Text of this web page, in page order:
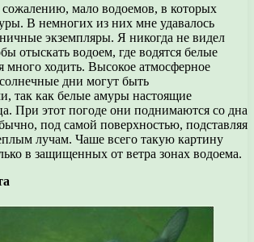
мало водоемов, в которых
В немногих из них мне удавалось
экземпляры. Я никогда не видел
отыскать водоем, где водятся белые
много ходить. Высокое атмосферное
дни могут быть
так как белые амуры настоящие
При этот погоде они поднимаются со дна
под самой поверхностью, подставляя
лучам. Чаше всего такую картину
в защищенных от ветра зонах водоема.